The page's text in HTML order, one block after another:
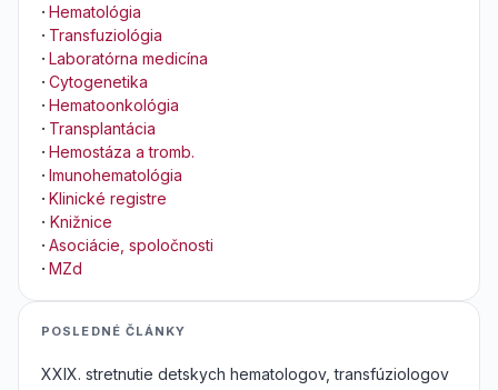
· Hematológia
· Transfuziológia
· Laboratórna medicína
· Cytogenetika
· Hematoonkológia
· Transplantácia
· Hemostáza a tromb.
· Imunohematológia
· Klinické registre
· Knižnice
· Asociácie, spoločnosti
· MZd
POSLEDNÉ ČLÁNKY
XXIX. stretnutie detskych hematologov, transfúziologov